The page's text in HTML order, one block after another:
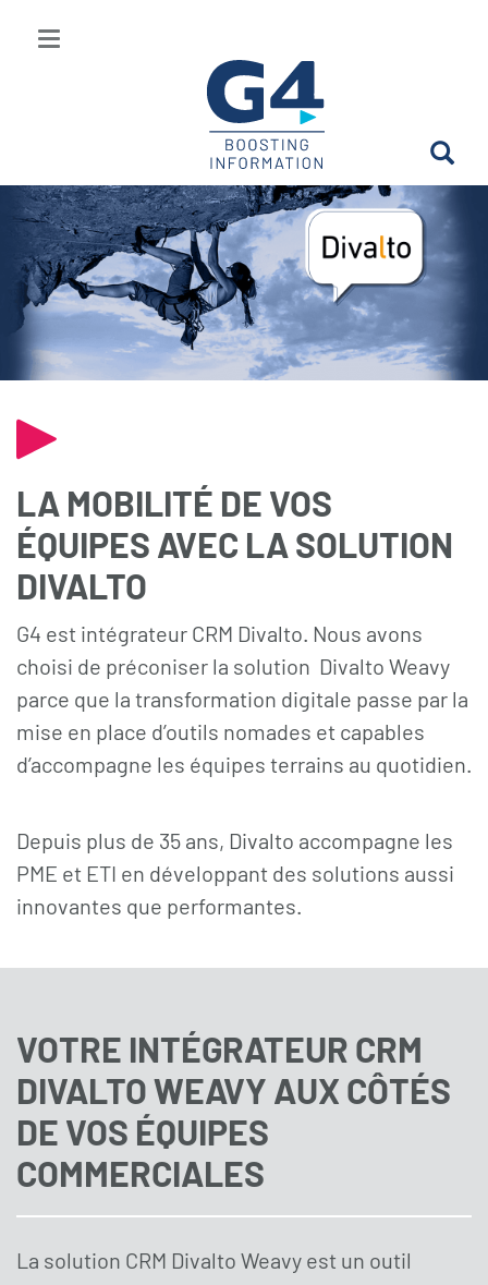
LA MOBILITÉ DE VOS
ÉQUIPES AVEC LA SOLUTION
DIVALTO
G4 est intégrateur CRM Divalto. Nous avons
choisi de préconiser la solution Divalto Weavy
parce que la transformation digitale passe par la
mise en place d’outils nomades et capables
d’accompagne les équipes terrains au quotidien.
Depuis plus de 35 ans, Divalto accompagne les
PME et ETI en développant des solutions aussi
innovantes que performantes.
VOTRE INTÉGRATEUR CRM
DIVALTO WEAVY AUX CÔTÉS
DE VOS ÉQUIPES
COMMERCIALES
La solution CRM Divalto Weavy est un outil